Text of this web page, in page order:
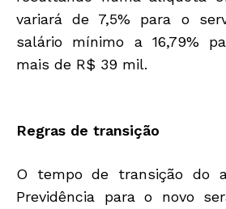
variará de 7,5% para o
salário mínimo a 16,79%
mais de R$ 39 mil.
Regras de transição
O tempo de transição do
Previdência para o novo